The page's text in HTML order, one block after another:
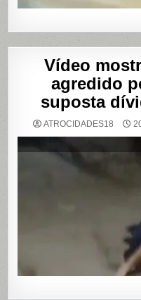
Vídeo
agredido
suposta
ATROCIDADES18